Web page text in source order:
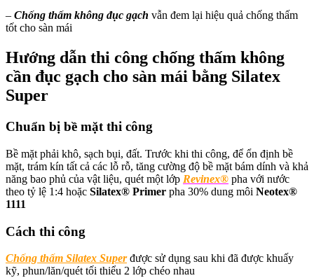
– Chống thấm không đục gạch vẫn đem lại hiệu quả chống thấm
tốt cho sàn mái
Hướng dẫn thi công chống thấm không
cần đục gạch cho sàn mái bằng Silatex
Super
Chuẩn bị bề mặt thi công
Bề mặt phải khô, sạch bụi, đất. Trước khi thi công, để ổn định bề
mặt, trám kín tất cả các lỗ rỗ, tăng cường độ bề mặt bám dính và khả
năng bao phủ của vật liệu, quét một lớp Revinex® pha với nước
theo tỷ lệ 1:4 hoặc Silatex® Primer pha 30% dung môi Neotex®
1111
Cách thi công
Chống thấm Silatex Super được sử dụng sau khi đã được khuấy
kỹ, phun/lăn/quét tối thiểu 2 lớp chéo nhau